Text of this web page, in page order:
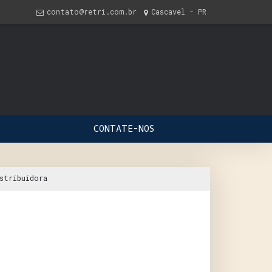
contato@retri.com.br Cascavel - PR
CONTATE-NOS